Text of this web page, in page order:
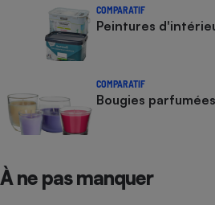
COMPARATIF
Peintures
COMPARATIF
Bougies parfumées
À ne pas manquer